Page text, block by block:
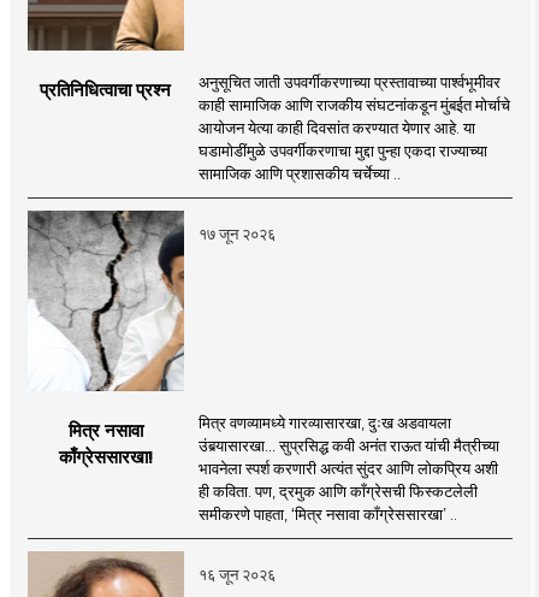
प्रतिनिधित्वाचा प्रश्न
अनुसूचित जाती उपवर्गीकरणाच्या प्रस्तावाच्या पार्श्वभूमीवर
काही सामाजिक आणि राजकीय संघटनांकडून मुंबईत मोर्चाचे
आयोजन येत्या काही दिवसांत करण्यात येणार आहे. या
घडामोडींमुळे उपवर्गीकरणाचा मुद्दा पुन्हा एकदा राज्याच्या
सामाजिक आणि प्रशासकीय चर्चेच्या ..
१७ जून २०२६
मित्र नसावा
काँग्रेससारखा!
मित्र वणव्यामध्ये गारव्यासारखा, दुःख अडवायला
उंबर्‍यासारखा... सुप्रसिद्ध कवी अनंत राऊत यांची मैत्रीच्या
भावनेला स्पर्श करणारी अत्यंत सुंदर आणि लोकप्रिय अशी
ही कविता. पण, द्रमुक आणि काँग्रेसची फिस्कटलेली
समीकरणे पाहता, ‘मित्र नसावा काँग्रेससारखा’ ..
१६ जून २०२६